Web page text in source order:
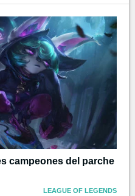
campeones del parche
LEAGUE OF LEGENDS